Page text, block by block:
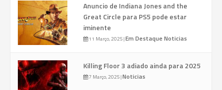
Anuncio de Indiana Jones and the
Great Circle para PS5 pode estar
iminente
11 Março, 2025|Em Destaque Noticias
Killing Floor 3 adiado ainda para 2025
7 Março, 2025|Noticias